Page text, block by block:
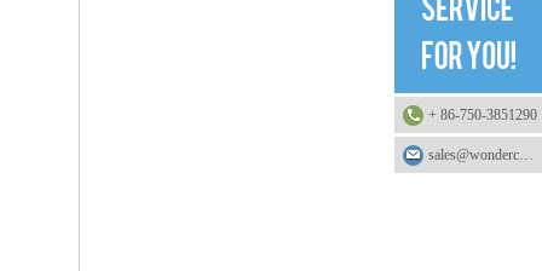
+ 86-750-3851290
sales@wonderchemical.com